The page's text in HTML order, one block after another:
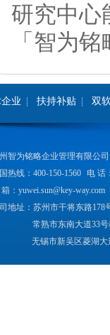
研究中心
「智为
业 扶持补贴 双
智为铭略企业管理有限公司
热线：400-150-1560 电 话
：yuwei.sun@key-way.com
地址：苏州市干将东路178
常熟市东南大道33
无锡市新吴区菱湖大